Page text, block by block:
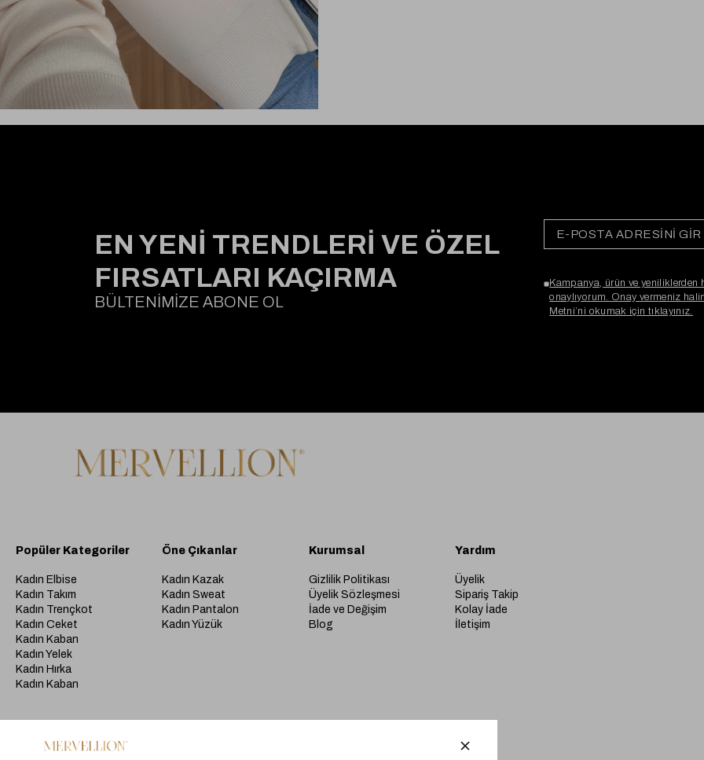
EN YENİ TRENDLERİ VE ÖZEL
FIRSATLARI KAÇIRMA
BÜLTENİMİZE ABONE OL
Kampanya, ürün ve yeniliklerden
onaylıyorum. Onay vermeniz
Metni’ni okumak için tıklayınız.
Popüler Kategoriler
Kadın Elbise
Kadın Takım
Kadın Trençkot
Kadın Ceket
Kadın Kaban
Kadın Yelek
Kadın Hırka
Kadın Kaban
Öne Çıkanlar
Kadın Kazak
Kadın Sweat
Kadın Pantalon
Kadın Yüzük
Kurumsal
Gizlilik Politikası
Üyelik Sözleşmesi
İade ve Değişim
Blog
Yardım
Üyelik
Sipariş Takip
Kolay İade
İletişim